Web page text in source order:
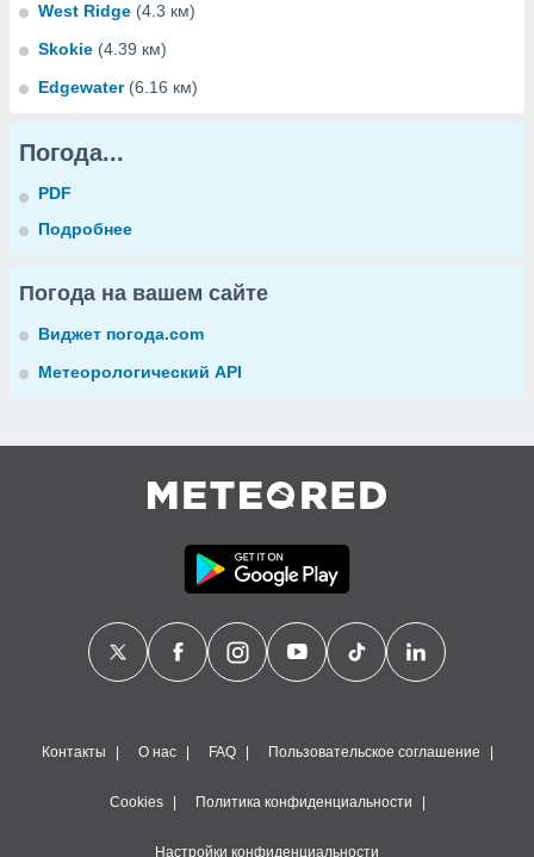
West Ridge (4.3 км)
Skokie (4.39 км)
Edgewater (6.16 км)
Погода...
PDF
Подробнее
Погода на вашем сайте
Виджет погода.com
Метеорологический API
Контакты О нас FAQ Пользовательское соглашение
Cookies Политика конфиденциальности
Настройки конфиденциальности